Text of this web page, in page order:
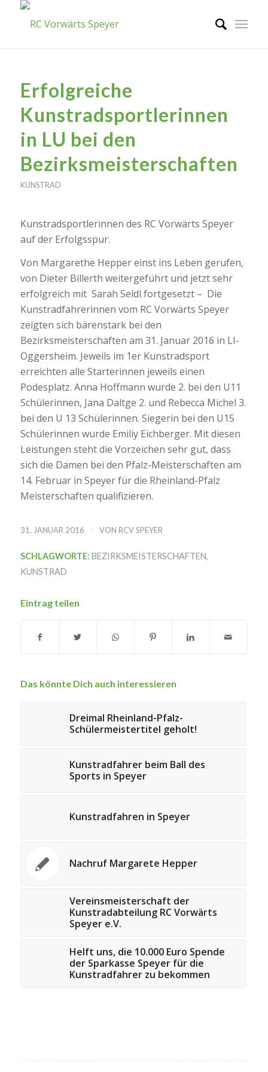
Erfolgreiche
Kunstradsportlerinnen
in LU bei den
Bezirksmeisterschaften
KUNSTRAD
Kunstradsportlerinnen des RC Vorwärts Speyer
auf der Erfolgsspur.
Von Margarethe Hepper einst ins Leben gerufen,
von Dieter Billerth weitergeführt und jetzt sehr
erfolgreich mit Sarah Seidl fortgesetzt – Die
Kunstradfahrerinnen vom RC Vorwärts Speyer
zeigten sich bärenstark bei den
Bezirksmeisterschaften am 31. Januar 2016 in LI-
Oggersheim. Jeweils im 1er Kunstradsport
erreichten alle Starterinnen jeweils einen
Podesplatz. Anna Hoffmann wurde 2. bei den U11
Schülerinnen, Jana Daltge 2. und Rebecca Michel 3.
bei den U 13 Schülerinnen. Siegerin bei den U15
Schülerinnen wurde Emiliy Eichberger. Mit diesen
Leistungen steht die Vorzeichen sehr gut, dass
sich die Damen bei den Pfalz-Meisterschaften am
14. Februar in Speyer für die Rheinland-Pfalz
Meisterschaften qualifizieren.
31. JANUAR 2016 / VON RCV SPEYER
SCHLAGWORTE: BEZIRKSMEISTERSCHAFTEN,
KUNSTRAD
Eintrag teilen
Das könnte Dich auch interessieren
Dreimal Rheinland-Pfalz-
Schülermeistertitel geholt!
Kunstradfahrer beim Ball des
Sports in Speyer
Kunstradfahren in Speyer
Nachruf Margarete Hepper
Vereinsmeisterschaft der
Kunstradabteilung RC Vorwärts
Speyer e.V.
Helft uns, die 10.000 Euro Spende
der Sparkasse Speyer für die
Kunstradfahrer zu bekommen